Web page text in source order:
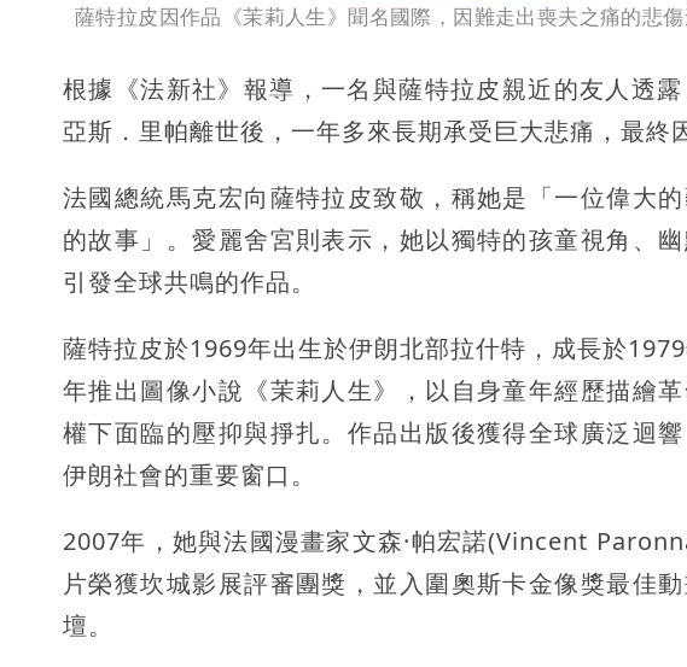
薩特拉皮因作品《茉莉人生》聞名國際，因難走出喪夫之痛的悲
根據《法新社》報導，一名與薩特拉皮親近的友人透
亞斯．里帕離世後，一年多來長期承受巨大悲痛，最終
法國總統馬克宏向薩特拉皮致敬，稱她是「一位偉大
的故事」。愛麗舍宮則表示，她以獨特的孩童視角、
引發全球共鳴的作品。
薩特拉皮於1969年出生於伊朗北部拉什特，成長於
年推出圖像小說《茉莉人生》，以自身童年經歷描繪
權下面臨的壓抑與掙扎。作品出版後獲得全球廣泛迴
伊朗社會的重要窗口。
2007年，她與法國漫畫家文森·帕宏諾(Vincent
片榮獲坎城影展評審團獎，並入圍奧斯卡金像獎最佳
壇。